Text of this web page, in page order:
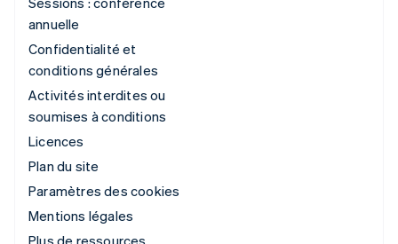
annuelle
Confidentialité et
conditions générales
Activités interdites ou
soumises à conditions
Licences
Plan du site
Paramètres des cookies
Mentions légales
Plus de ressources